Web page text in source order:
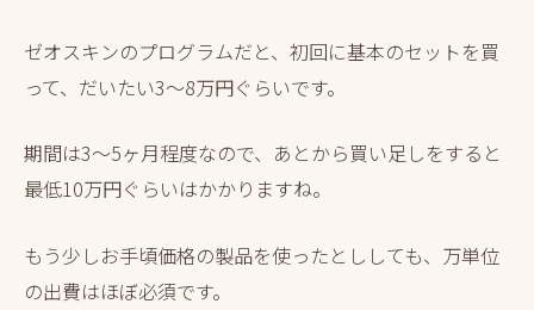
ゼオスキンのプログラムだと、初回に基本のセットを買
って、だいたい3～8万円ぐらいです。
期間は3～5ヶ月程度なので、あとから買い足しをすると
最低10万円ぐらいはかかりますね。
もう少しお手頃価格の製品を使ったとししても、万単位
の出費はほぼ必須です。